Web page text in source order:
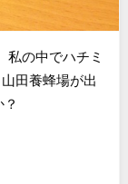
私の中でハチミ
田養蜂場が出